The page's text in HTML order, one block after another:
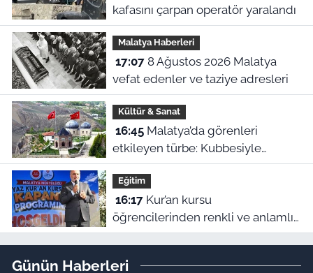
kafasını çarpan operatör yaralandı
Malatya Haberleri
17:078 Ağustos 2026 Malatya
vefat edenler ve taziye adresleri
Kültür & Sanat
16:45Malatya’da görenleri
etkileyen türbe: Kubbesiyle
Kerbela’yı hatırlatıyor
Eğitim
16:17Kur’an kursu
öğrencilerinden renkli ve anlamlı
kapanış gösterisi
Günün Haberleri